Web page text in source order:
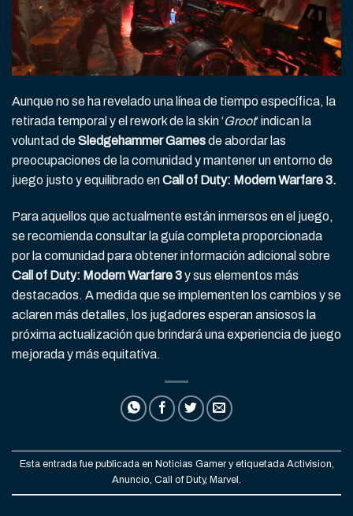
Aunque no se ha revelado una línea de tiempo específica, la
retirada temporal y el rework de la skin ‘Groot‘ indican la
voluntad deSledgehammer Gamesde abordar las
preocupaciones de la comunidad y mantener un entorno de
juego justo y equilibrado enCall of Duty: Modern Warfare 3.
Para aquellos que actualmente están inmersos en el juego,
se recomienda consultar la guía completa proporcionada
por la comunidad para obtener información adicional sobre
Call of Duty: Modern Warfare 3y sus elementos más
destacados. A medida que se implementen los cambios y se
aclaren más detalles, los jugadores esperan ansiosos la
próxima actualización que brindará una experiencia de juego
mejorada y más equitativa.
Esta entrada fue publicada en Noticias Gamery etiquetada Activision,
Anuncio, Call of Duty, Marvel .